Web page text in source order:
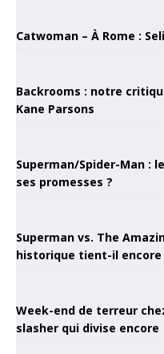
Catwoman – À Rome :
Backrooms : notre
Kane Parsons
Superman/Spider-Man :
ses promesses ?
Superman vs. The
historique tient-il encore
Week-end de terreur
slasher qui divise encore